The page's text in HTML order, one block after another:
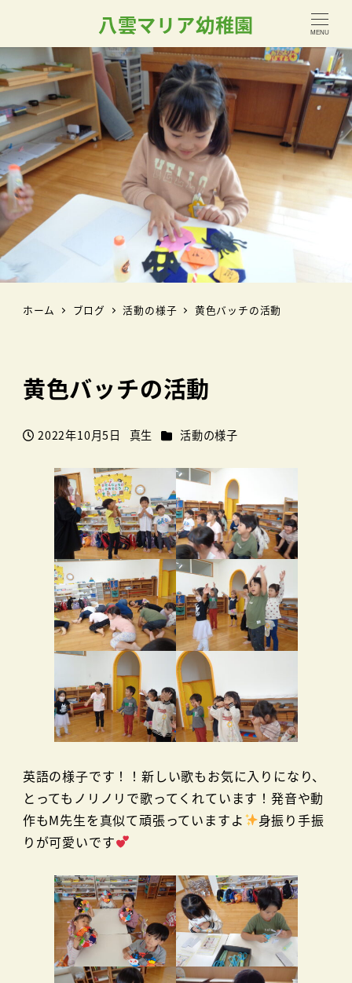
八雲マリア幼稚園 MENU
ホーム ブログ 活動の様子 黄色バッチの活動
黄色バッチの活動
投稿日
2022年10月5日
著
真生 カテゴリー
活動の様子
英語の様子です！！新しい歌もお気に入りになり、
とってもノリノリで歌ってくれています！発音や動
作もM先生を真似て頑張っていますよ
身振り手振
りが可愛いです